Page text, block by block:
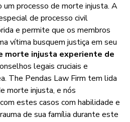
um processo de morte injusta. A
de processo civil
e permite que os membros
vítima busquem justiça em seu
morte injusta experiente de
legais cruciais e
The Pendas Law Firm tem lida
morte injusta, e nós
estes casos com habilidade e
de sua família durante este